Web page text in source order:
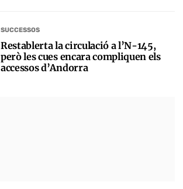
SUCCESSOS
Restablerta la circulació a l’N-145,
però les cues encara compliquen els
accessos d’Andorra